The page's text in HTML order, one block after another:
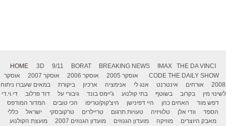
HOME 3D 9/11 BORAT BREAKING NEWS IMAX
THE DA VINCI
CODE THE DAILY SHOW אוסקר 2005 אוסקר 2006 אוסקר 2007
אוסקר
2008
אורחים אינטרנט אנג לי אנימציה ארכיון ביקורת
במאים שעברו ניתוח
לשינוי מין
בקרוב בשוטף בתי קולנוע ג'יימס בונד גיבורי על דוד פרלוב
די.וי.די
דפש מוד
האחים כהן היי דפינישן היצ'קוק/טריפו הכי טובים
המדור המודפס
הספד
וודי אלן טלוויזיה טעויות תרגום טריילרים טרקובסקי ישראל
כללי
מאבק היוצרים
מוזיקה מועדון הגנוזים מועדון הגנוזים 2007
מועצת הקולנוע